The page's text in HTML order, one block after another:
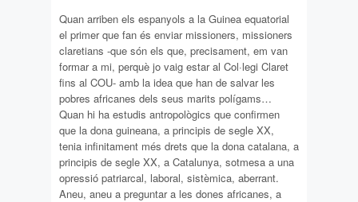
Quan arriben els espanyols a la Guinea equatorial
el primer que fan és enviar missioners, missioners
claretians -que són els que, precisament, em van
formar a mi, perquè jo vaig estar al Col·legi Claret
fins al COU- amb la idea que han de salvar les
pobres africanes dels seus marits polígams…
Quan hi ha estudis antropològics que confirmen
que la dona guineana, a principis de segle XX,
tenia infinitament més drets que la dona catalana, a
principis de segle XX, a Catalunya, sotmesa a una
opressió patriarcal, laboral, sistèmica, aberrant.
Aneu, aneu a preguntar a les dones africanes, a